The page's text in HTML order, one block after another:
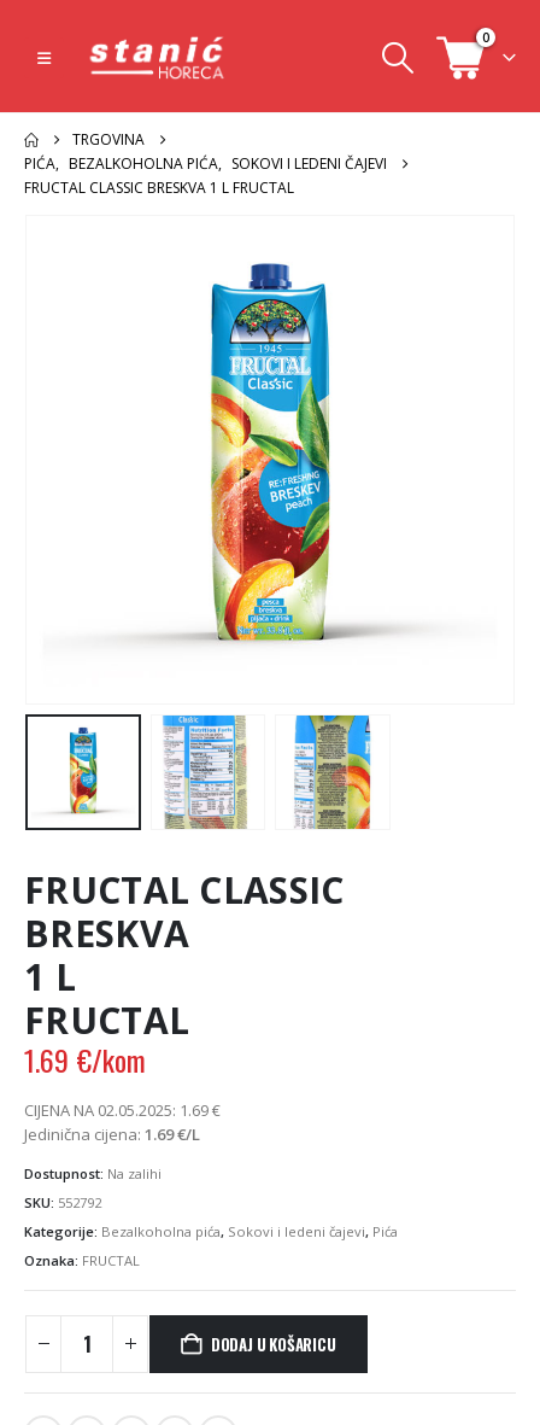
0
TRGOVINA
PIĆA, BEZALKOHOLNA PIĆA, SOKOVI I LEDENI ČAJEVI
FRUCTAL CLASSIC BRESKVA 1 L FRUCTAL
FRUCTAL CLASSIC
BRESKVA
1 L
FRUCTAL
1.69 €/kom
CIJENA NA 02.05.2025: 1.69€
Jedinična cijena: 1.69€/L
Dostupnost: Na zalihi
SKU: 552792
Kategorije: Bezalkoholna pića, Sokovi i ledeni čajevi, Pića
Oznaka: FRUCTAL
DODAJ U KOŠARICU